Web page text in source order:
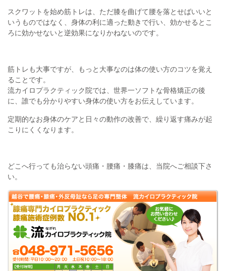
スクワットを始め筋トレは、ただ膝を曲げて腰を落とせばいいと
いうものではなく、身体の利に適った動きで行い、効かせるとこ
ろに効かせないと逆効果になりかねないのです。
筋トレも大事ですが、もっと大事なのは体の使い方のコツを覚え
ることです。
流カイロプラクティック院では、世界一ソフトな骨格矯正の後
に、誰でも分かりやすい身体の使い方をお伝えしています。
定期的なお身体のケアと日々の動作の改善で、繰り返す痛みが起
こりにくくなります。
どこへ行っても治らない頭痛・腰痛・膝痛は、当院へご相談下さ
い。